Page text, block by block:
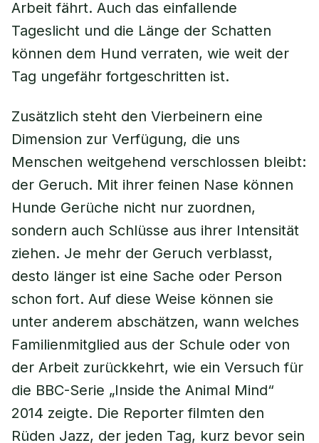
Arbeit fährt. Auch das einfallende
Tageslicht und die Länge der Schatten
können dem Hund verraten, wie weit der
Tag ungefähr fortgeschritten ist.
Zusätzlich steht den Vierbeinern eine
Dimension zur Verfügung, die uns
Menschen weitgehend verschlossen bleibt:
der Geruch. Mit ihrer feinen Nase können
Hunde Gerüche nicht nur zuordnen,
sondern auch Schlüsse aus ihrer Intensität
ziehen. Je mehr der Geruch verblasst,
desto länger ist eine Sache oder Person
schon fort. Auf diese Weise können sie
unter anderem abschätzen, wann welches
Familienmitglied aus der Schule oder von
der Arbeit zurückkehrt, wie ein Versuch für
die BBC-Serie „Inside the Animal Mind“
2014 zeigte. Die Reporter filmten den
Rüden Jazz, der jeden Tag, kurz bevor sein